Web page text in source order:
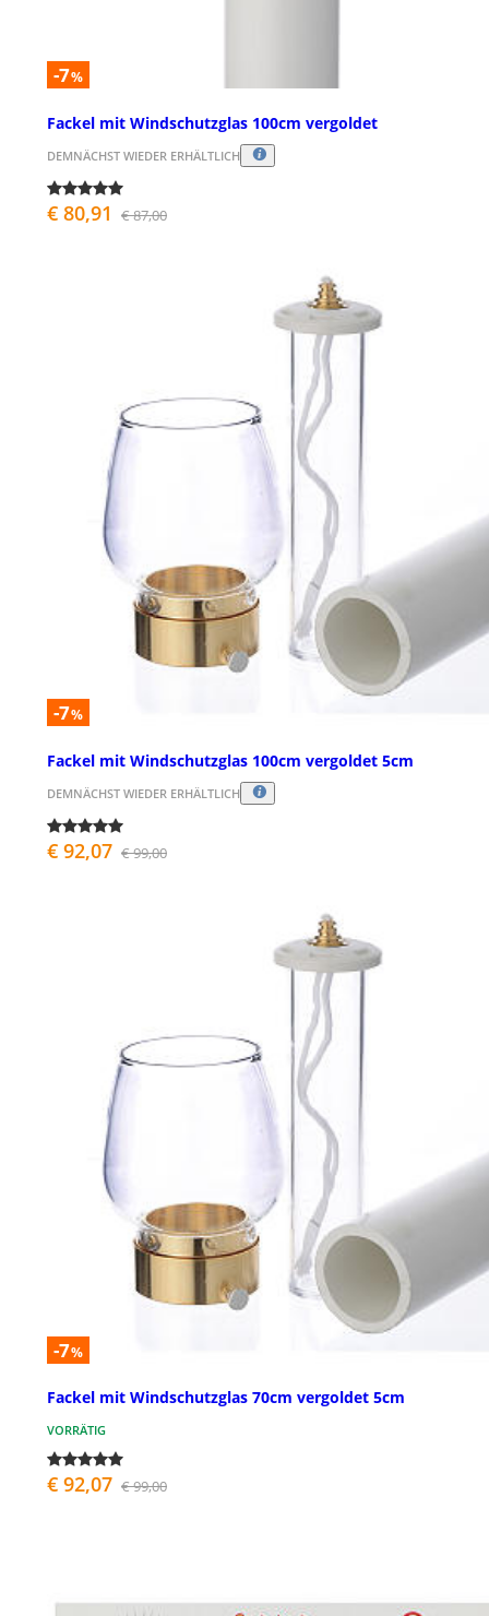
-7%
Fackel mit Windschutzglas 100cm vergoldet
DEMNÄCHST WIEDER ERHÄLTLICH
€ 80,91 € 87,00
-7%
Fackel mit Windschutzglas 100cm vergoldet 5cm
DEMNÄCHST WIEDER ERHÄLTLICH
€ 92,07 € 99,00
-7%
Fackel mit Windschutzglas 70cm vergoldet 5cm
VORRÄTIG
€ 92,07 € 99,00